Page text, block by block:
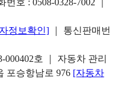
번호 : 0508-0328-7002
정보확인]
｜ 통신판매번
호 ｜ 자동차 관리
포승항남로 976 [자동차